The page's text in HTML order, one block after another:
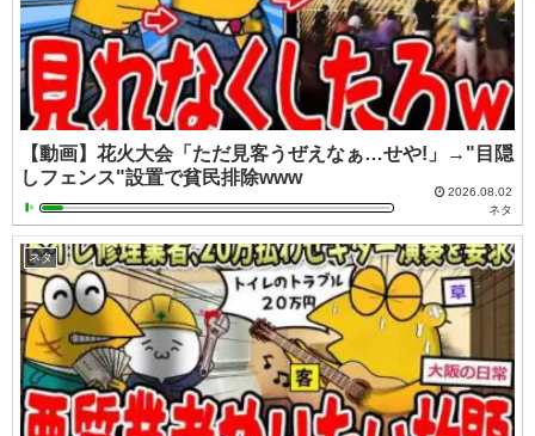
【動画】花火大会「ただ見客うぜえなぁ…せや!」→"目隠
しフェンス"設置で貧民排除www
2026.08.02
ネタ
ネタ